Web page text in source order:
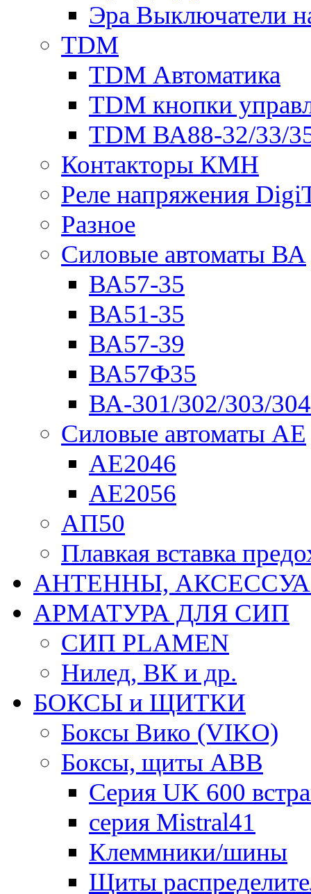
Эра Выключатели
TDM
TDM Автоматика
TDM кнопки
TDM ВА88-32/33/
Контакторы КМН
Реле напряжения
Разное
Силовые автоматы ВА
ВА57-35
ВА51-35
ВА57-39
ВА57Ф35
ВА-301/302/303/
Силовые автоматы АЕ
АЕ2046
АЕ2056
АП50
Плавкая вставка
АНТЕННЫ,
АРМАТУРА ДЛЯ СИП
СИП PLAMEN
Нилед, ВК и др.
БОКСЫ и ЩИТКИ
Боксы Вико (VIKO)
Боксы, щиты ABB
Серия UK 600
серия Mistral41
Клеммники/шины
Щиты